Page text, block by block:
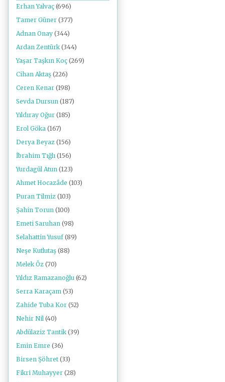
Erhan Yalvaç (696)
Tamer Güner (377)
Adnan Onay (344)
Ardan Zentürk (344)
Yaşar Taşkın Koç (269)
Cihan Aktaş (226)
Ceren Kenar (198)
Sevda Dursun (187)
Yıldıray Oğur (185)
Erol Göka (167)
Derya Beyaz (156)
İbrahim Tığlı (156)
Yurdagül Atun (123)
Ahmet Hocazâde (103)
Puran Tilmiz (103)
Şahin Torun (100)
Emeti Saruhan (98)
Selahattin Yusuf (89)
Neşe Kutlutaş (88)
Melek Öz (70)
Yıldız Ramazanoğlu (62)
Serra Karaçam (53)
Zahide Tuba Kor (52)
Nehir Nil (40)
Abdülaziz Tantik (39)
Emin Emre (36)
Birsen Şöhret (33)
Fikri Muhayyer (28)